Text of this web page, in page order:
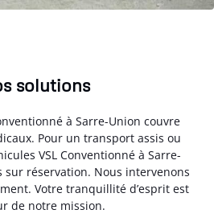
solutions
à Sarre-Union couvre
Pour un transport assis ou
VSL Conventionné à Sarre-
sur réservation. Nous intervenons
Votre tranquillité d’esprit est
de notre mission.